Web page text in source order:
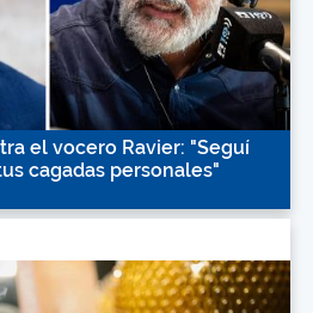
el vocero Ravier: "Seguí
cagadas personales"